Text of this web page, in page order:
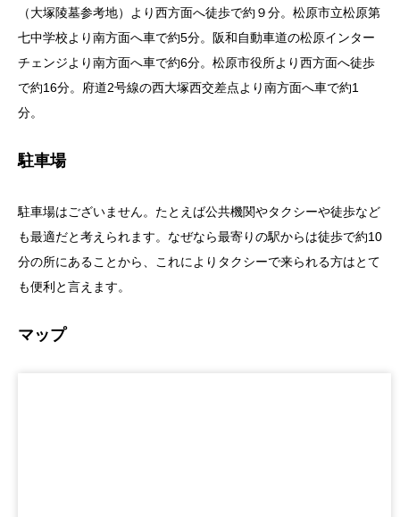
（大塚陵墓参考地）より西方面へ徒歩で約９分。松原市立松原第
七中学校より南方面へ車で約5分。阪和自動車道の松原インター
チェンジより南方面へ車で約6分。松原市役所より西方面へ徒歩
で約16分。府道2号線の西大塚西交差点より南方面へ車で約1
分。
駐車場
駐車場はございません。たとえば公共機関やタクシーや徒歩など
も最適だと考えられます。なぜなら最寄りの駅からは徒歩で約10
分の所にあることから、これによりタクシーで来られる方はとて
も便利と言えます。
マップ